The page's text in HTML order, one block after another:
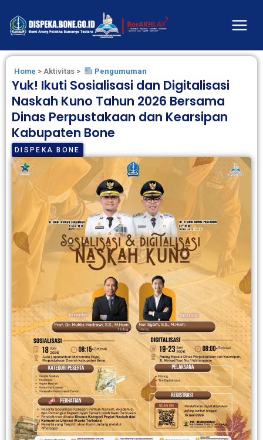
Home > Aktivitas > Pengumuman
Yuk! Ikuti Sosialisasi dan Digitalisasi
Naskah Kuno Tahun 2026 Bersama
Dinas Perpustakaan dan Kearsipan
Kabupaten Bone
DISPEKA BONE